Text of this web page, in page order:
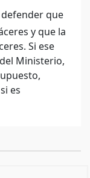
que
y que la
Si ese
Ministerio,
es